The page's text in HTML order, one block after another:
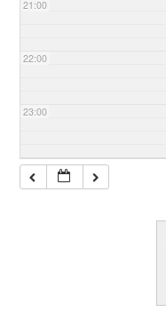
21:00
22:00
23:00